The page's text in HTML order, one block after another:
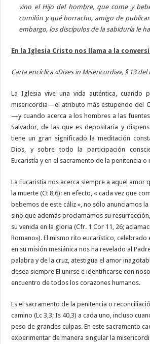
vino el Hijo del hombre, que come y
comilón y qué borracho, amigo de
embargo, los discípulos de la sabiduría le
En la Iglesia Cristo nos llama a la
Carta encíclica «Dives in Misericordia», § 13 del
La Iglesia vive una vida auténtica, cuando
misericordia—el atributo más estupendo del
—y cuando acerca a los hombres a las
Salvador, de las que es depositaria y
tiene un gran significado la meditación
Dios, y sobre todo la participación
Eucaristía y en el sacramento de la penitencia o
La Eucaristía nos acerca siempre a aquel amor
la muerte (Ct 8,6): en efecto, « cada vez que
bebemos de este cáliz », no sólo anunciamos
sino que además proclamamos su
su venida en la gloria (Cfr. 1 Cor 11, 26;
Romano»). El mismo rito eucarístico, celebrado
en su misión mesiánica nos ha revelado al
palabra y de la cruz, atestigua el amor
desea siempre El unirse e identificarse con
encuentro de todos los corazones humanos.
Es el sacramento de la penitencia o
camino (Lc 3,3; Is 40,3) a cada uno, incluso
peso de grandes culpas. En este sacramento
experimentar de manera singular la